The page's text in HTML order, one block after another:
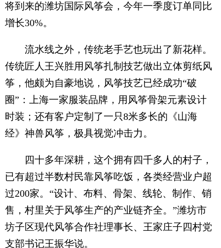
将到来的潍坊国际风筝会，今年一季度订单同比
增长30%。
流水线之外，传统老手艺也玩出了新花样。
传统匠人王兴胜用风筝扎制技艺做出立体剪纸风
筝，他颇为自豪地说，风筝技艺已经成功“破
圈”：上海一家服装品牌，用风筝骨架元素设计
时装；还有客户定制了一只8米多长的《山海
经》神兽风筝，极具视觉冲击力。
四十多年深耕，这个拥有四千多人的村子，
已有超过半数村民靠风筝吃饭，各类经营业户超
过200家。“设计、布料、骨架、线轮、制作、销
售，村里关于风筝生产的产业链齐全。”潍坊市
坊子区现代风筝合作社理事长、王家庄子四村党
支部书记王振华说。